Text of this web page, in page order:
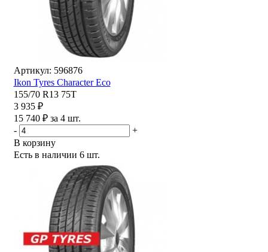
Артикул: 596876
Ikon Tyres Character Eco
155/70 R13 75T
3 935 ₽
15 740 ₽ за 4 шт.
-
+
В корзину
Есть в наличии 6 шт.